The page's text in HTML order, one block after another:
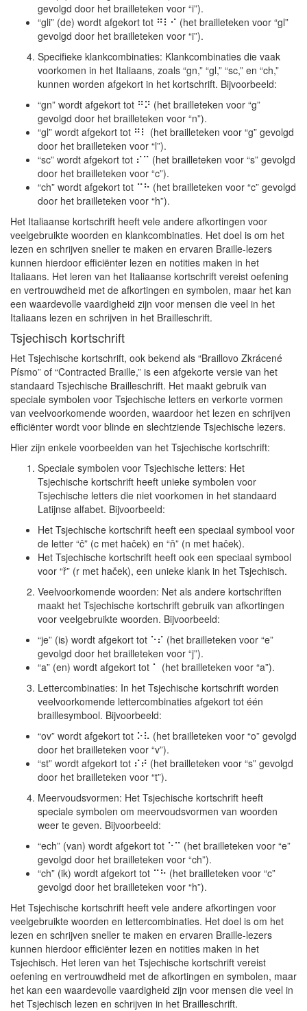
gevolgd door het brailleteken voor “i”).
“gli” (de) wordt afgekort tot ⠛⠇⠊ (het brailleteken voor “gl”
gevolgd door het brailleteken voor “i”).
Specifieke klankcombinaties: Klankcombinaties die vaak
voorkomen in het Italiaans, zoals “gn,” “gl,” “sc,” en “ch,”
kunnen worden afgekort in het kortschrift. Bijvoorbeeld:
“gn” wordt afgekort tot ⠛⠝ (het brailleteken voor “g”
gevolgd door het brailleteken voor “n”).
“gl” wordt afgekort tot ⠛⠇ (het brailleteken voor “g” gevolgd
door het brailleteken voor “l”).
“sc” wordt afgekort tot ⠎⠉ (het brailleteken voor “s” gevolgd
door het brailleteken voor “c”).
“ch” wordt afgekort tot ⠉⠓ (het brailleteken voor “c” gevolgd
door het brailleteken voor “h”).
Het Italiaanse kortschrift heeft vele andere afkortingen voor
veelgebruikte woorden en klankcombinaties. Het doel is om het
lezen en schrijven sneller te maken en ervaren Braille-lezers
kunnen hierdoor efficiënter lezen en notities maken in het
Italiaans. Het leren van het Italiaanse kortschrift vereist oefening
en vertrouwdheid met de afkortingen en symbolen, maar het kan
een waardevolle vaardigheid zijn voor mensen die veel in het
Italiaans lezen en schrijven in het Brailleschrift.
Tsjechisch kortschrift
Het Tsjechische kortschrift, ook bekend als “Braillovo Zkrácené
Písmo” of “Contracted Braille,” is een afgekorte versie van het
standaard Tsjechische Brailleschrift. Het maakt gebruik van
speciale symbolen voor Tsjechische letters en verkorte vormen
van veelvoorkomende woorden, waardoor het lezen en schrijven
efficiënter wordt voor blinde en slechtziende Tsjechische lezers.
Hier zijn enkele voorbeelden van het Tsjechische kortschrift:
Speciale symbolen voor Tsjechische letters: Het
Tsjechische kortschrift heeft unieke symbolen voor
Tsjechische letters die niet voorkomen in het standaard
Latijnse alfabet. Bijvoorbeeld:
Het Tsjechische kortschrift heeft een speciaal symbool voor
de letter “č” (c met haček) en “ň” (n met haček).
Het Tsjechische kortschrift heeft ook een speciaal symbool
voor “ř” (r met haček), een unieke klank in het Tsjechisch.
Veelvoorkomende woorden: Net als andere kortschriften
maakt het Tsjechische kortschrift gebruik van afkortingen
voor veelgebruikte woorden. Bijvoorbeeld:
“je” (is) wordt afgekort tot ⠑⠎ (het brailleteken voor “e”
gevolgd door het brailleteken voor “j”).
“a” (en) wordt afgekort tot ⠁ (het brailleteken voor “a”).
Lettercombinaties: In het Tsjechische kortschrift worden
veelvoorkomende lettercombinaties afgekort tot één
braillesymbool. Bijvoorbeeld:
“ov” wordt afgekort tot ⠕⠧ (het brailleteken voor “o” gevolgd
door het brailleteken voor “v”).
“st” wordt afgekort tot ⠎⠞ (het brailleteken voor “s” gevolgd
door het brailleteken voor “t”).
Meervoudsvormen: Het Tsjechische kortschrift heeft
speciale symbolen om meervoudsvormen van woorden
weer te geven. Bijvoorbeeld:
“ech” (van) wordt afgekort tot ⠑⠉ (het brailleteken voor “e”
gevolgd door het brailleteken voor “ch”).
“ch” (ik) wordt afgekort tot ⠉⠓ (het brailleteken voor “c”
gevolgd door het brailleteken voor “h”).
Het Tsjechische kortschrift heeft vele andere afkortingen voor
veelgebruikte woorden en lettercombinaties. Het doel is om het
lezen en schrijven sneller te maken en ervaren Braille-lezers
kunnen hierdoor efficiënter lezen en notities maken in het
Tsjechisch. Het leren van het Tsjechische kortschrift vereist
oefening en vertrouwdheid met de afkortingen en symbolen, maar
het kan een waardevolle vaardigheid zijn voor mensen die veel in
het Tsjechisch lezen en schrijven in het Brailleschrift.